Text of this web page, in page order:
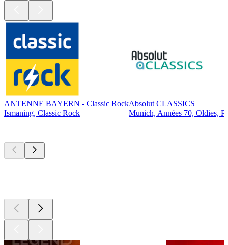
ANTENNE BAYERN - Classic Rock
Ismaning, Classic Rock
Absolut CLASSICS
Munich, Années 70, Oldies,